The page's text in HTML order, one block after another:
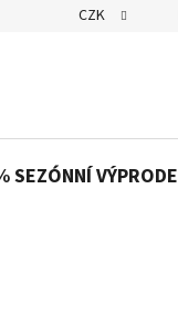
CZK
SEZÓNNÍ